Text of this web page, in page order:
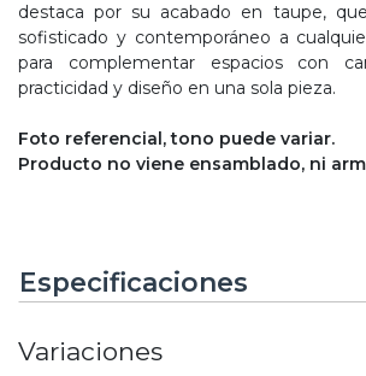
destaca por su acabado en taupe,
sofisticado y contemporáneo a
para complementar espacios con
practicidad y diseño en una sola pieza.
Foto referencial, tono puede variar.
Producto no viene ensamblado, ni
Especificaciones
Variaciones